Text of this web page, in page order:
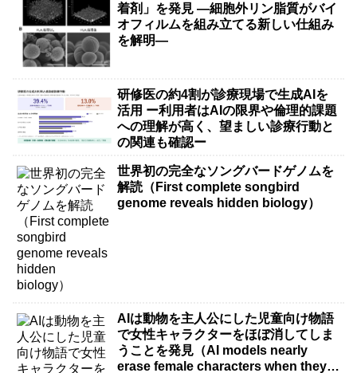
着剤」を発見 ―細胞外リン脂質がバイ
オフィルムを組み立てる新しい仕組み
を解明―
研修医の約4割が診療現場で生成AIを
活用 ー利用者はAIの限界や倫理的課題
への理解が高く、望ましい診療行動と
の関連も確認ー
世界初の完全なソングバードゲノムを
解読（First complete songbird
genome reveals hidden biology）
AIは動物を主人公にした児童向け物語
で女性キャラクターをほぼ消してしま
うことを発見（AI models nearly
erase female characters when they